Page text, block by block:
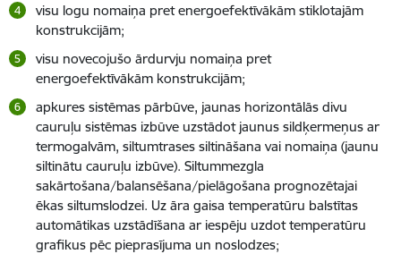
visu logu nomaiņa pret energoefektīvākām stiklotajām
konstrukcijām;
visu novecojušo ārdurvju nomaiņa pret
energoefektīvākām konstrukcijām;
apkures sistēmas pārbūve, jaunas horizontālās divu
cauruļu sistēmas izbūve uzstādot jaunus sildķermeņus ar
termogalvām, siltumtrases siltināšana vai nomaiņa (jaunu
siltinātu cauruļu izbūve). Siltummezgla
sakārtošana/balansēšana/pielāgošana prognozētajai
ēkas siltumslodzei. Uz āra gaisa temperatūru balstītas
automātikas uzstādīšana ar iespēju uzdot temperatūru
grafikus pēc pieprasījuma un noslodzes;